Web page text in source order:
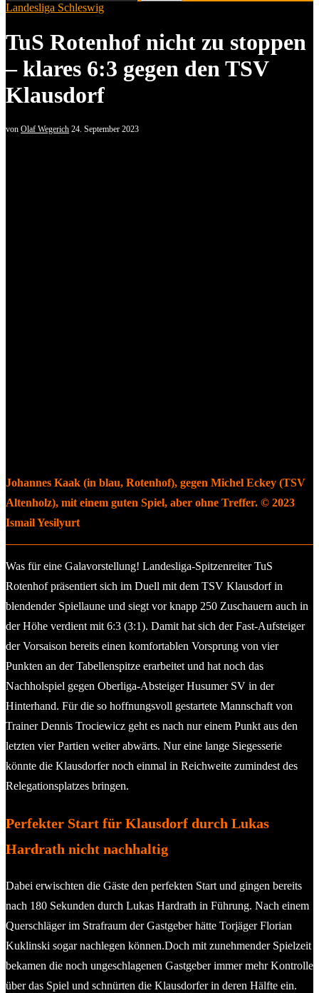
Landesliga Schleswig
TuS Rotenhof nicht zu stoppen
– klares 6:3 gegen den TSV
Klausdorf
von Olaf Wegerich 24. September 2023
Johannes Kaak (in blau, Rotenhof), gegen Michel Eckey (TSV
Altenholz), mit einem guten Spiel, aber ohne Treffer. © 2023
Ismail Yesilyurt
Was für eine Galavorstellung! Landesliga-Spitzenreiter TuS
Rotenhof präsentiert sich im Duell mit dem TSV Klausdorf in
blendender Spiellaune und siegt vor knapp 250 Zuschauern auch in
der Höhe verdient mit 6:3 (3:1). Damit hat sich der Fast-Aufsteiger
der Vorsaison bereits einen komfortablen Vorsprung von vier
Punkten an der Tabellenspitze erarbeitet und hat noch das
Nachholspiel gegen Oberliga-Absteiger Husumer SV in der
Hinterhand. Für die so hoffnungsvoll gestartete Mannschaft von
Trainer Dennis Trociewicz geht es nach nur einem Punkt aus den
letzten vier Partien weiter abwärts. Nur eine lange Siegesserie
könnte die Klausdorfer noch einmal in Reichweite zumindest des
Relegationsplatzes bringen.
Perfekter Start für Klausdorf durch Lukas
Hardrath nicht nachhaltig
Dabei erwischten die Gäste den perfekten Start und gingen bereits
nach 180 Sekunden durch Lukas Hardrath in Führung. Nach einem
Querschläger im Strafraum der Gastgeber hätte Torjäger Florian
Kuklinski sogar nachlegen können.Doch mit zunehmender Spielzeit
bekamen die noch ungeschlagenen Gastgeber immer mehr Kontrolle
über das Spiel und schnürten die Klausdorfer in deren Hälfte ein.